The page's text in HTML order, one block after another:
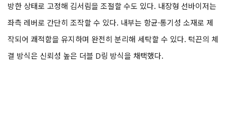
방한 상태로 고정해 김서림을 조절할 수도 있다. 내장형 선바이저는
좌측 레버로 간단히 조작할 수 있다. 내부는 항균·통기성 소재로 제
작되어 쾌적함을 유지하며 완전히 분리해 세탁할 수 있다. 턱끈의 체
결 방식은 신뢰성 높은 더블 D링 방식을 채택했다.